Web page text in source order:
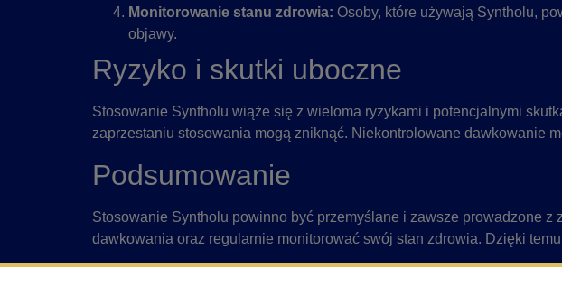
Monitorowanie stanu zdrowia: Osoby, które używają Syntholu,
objawy.
Ryzyko i skutki uboczne
Stosowanie Syntholu wiąże się z wieloma ryzykami i potencjalnymi
zaprzestaniu stosowania mogą zniknąć. Niekontrolowane dawkowanie
Podsumowanie
Stosowanie Syntholu powinno być przemyślane i zawsze prowadzone
dawkowania oraz regularnie monitorować swój stan zdrowia. Dzięki